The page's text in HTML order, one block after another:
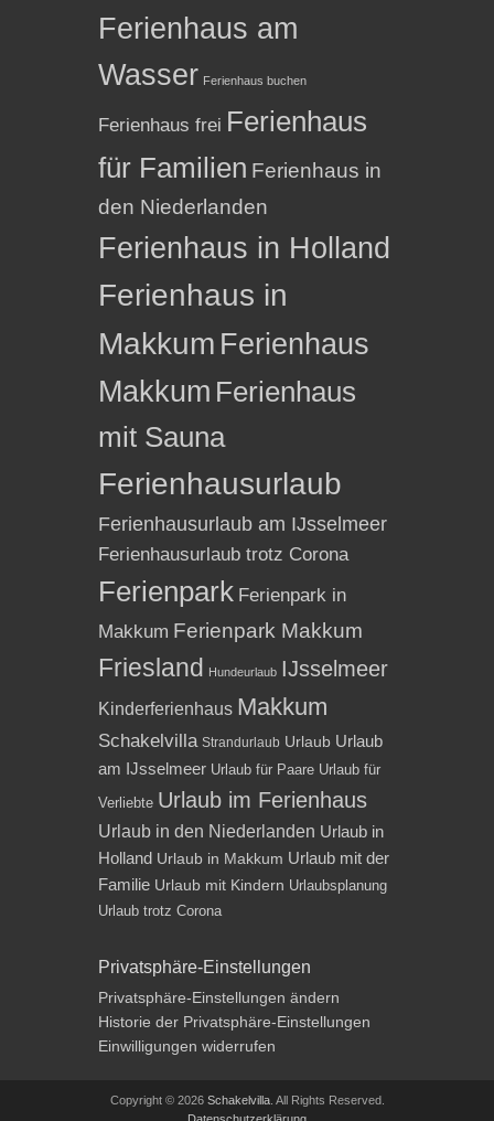
Ferienhaus am
Wasser Ferienhaus buchen
Ferienhaus frei Ferienhaus
für Familien Ferienhaus in
den Niederlanden
Ferienhaus in Holland
Ferienhaus in
Makkum Ferienhaus
Makkum Ferienhaus
mit Sauna
Ferienhausurlaub
Ferienhausurlaub am IJsselmeer
Ferienhausurlaub trotz Corona
Ferienpark Ferienpark in
Makkum Ferienpark Makkum
Friesland Hundeurlaub IJsselmeer
Kinderferienhaus Makkum
Schakelvilla Strandurlaub Urlaub Urlaub
am IJsselmeer Urlaub für Paare Urlaub für
Verliebte Urlaub im Ferienhaus
Urlaub in den Niederlanden Urlaub in
Holland Urlaub in Makkum Urlaub mit der
Familie Urlaub mit Kindern Urlaubsplanung
Urlaub trotz Corona
Privatsphäre-Einstellungen
Privatsphäre-Einstellungen ändern
Historie der Privatsphäre-Einstellungen
Einwilligungen widerrufen
Copyright © 2026 Schakelvilla. All Rights Reserved.
Datenschutzerklärung